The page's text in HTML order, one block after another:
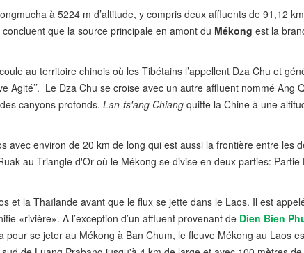
à 5224 m d’altitude, y compris deux affluents de 91,12
que la source principale en amont du Mékong est la
au territoire chinois où les Tibétains l’appellent Dza Chu et
Agité’’. Le Dza Chu se croise avec un autre affluent nommé Ang
canyons profonds. Lan-ts'ang Chiang quitte la Chine à une
avec environ de 20 km de long qui est aussi la frontière entre les
au Triangle d'Or où le Mékong se divise en deux parties: Partie
et la Thaïlande avant que le flux se jette dans le Laos. Il est
«rivière». A l’exception d’un affluent provenant de Dien Bien
se jeter au Mékong à Ban Chum, le fleuve Mékong au Laos